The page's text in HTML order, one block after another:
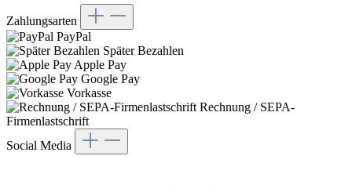
Zahlungsarten
PayPal
Später Bezahlen
Apple Pay
Google Pay
Vorkasse
Rechnung / SEPA-
Firmenlastschrift
Social Media